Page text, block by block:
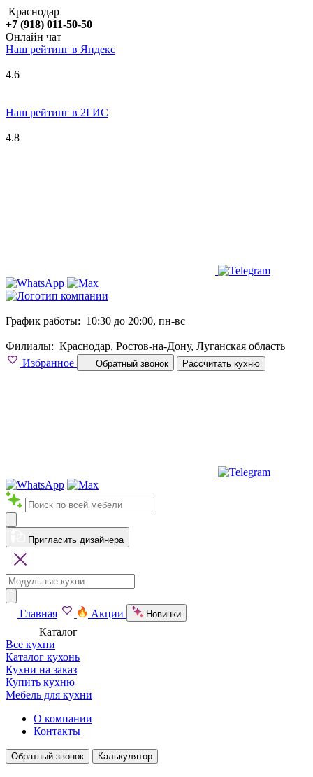
Краснодар
+7 (918) 011-50-50
Онлайн чат
Наш рейтинг в Яндекс
4.6
Наш рейтинг в 2ГИС
4.8
График работы: 10:30 до 20:00, пн-вс
Филиалы: Краснодар, Ростов-на-Дону, Луганская область
Избранное
Обратный звонок Рассчитать кухню
Пригласить дизайнера
Главная Акции Новинки
Каталог
Все кухни
Каталог кухонь
Кухни на заказ
Купить кухню
Мебель для кухни
О компании
Контакты
Обратный звонок Калькулятор